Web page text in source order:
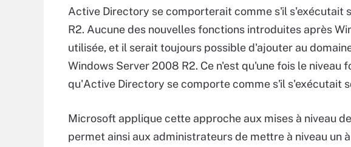
Active Directory se comporterait comme s'il s'exécutait
R2. Aucune des nouvelles fonctions introduites après
utilisée, et il serait toujours possible d'ajouter au
Windows Server 2008 R2. Ce n'est qu'une fois le
qu'Active Directory se comporte comme s'il s'exécutait
Microsoft applique cette approche aux mises à niveau
permet ainsi aux administrateurs de mettre à niveau un